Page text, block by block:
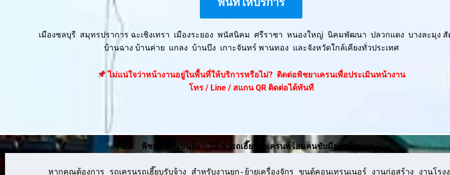
เมืองชลบุรี สมุทรปราการ ฉะเชิงเทรา เมืองระยอง พนัสนิคม ศรีราชา หนองใหญ่ นิคมพัฒนา ปลวกแดง บางละมุง
บ้านฉาง บ้านค่าย แกลง บ้านบึง เกาะจันทร์ พานทอง และจังหวัดใกล้เคียงทั่วประเทศ
ไม่แน่ใจว่าหน้างานอยู่ในพื้นที่ให้บริการหรือไม่? ติดต่อพิชยาเครนเพื่อประเมินหน้างาน
โทร / Line / สแกน QR ติดต่อได้ทันที
พิชยาเครนขนส่ง – ให้เช่ารถเฮี๊ยบรถเครนพร้อมคนขับมืออาชีพ
หากคุณต้องการ รถเครนรถเฮี๊ยบรับจ้าง สำหรับงานยก-ย้ายเครื่องจักร ขนตู้คอนเทรนเนอร์ งานก่อสร้าง งาน